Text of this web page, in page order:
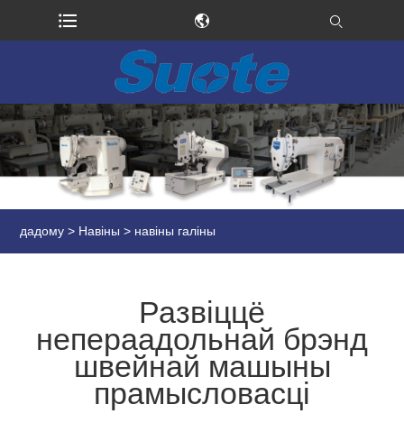
дадому > Навіны > навіны галіны
Развіццё
непераадольнай брэнд
швейнай машыны
прамысловасці